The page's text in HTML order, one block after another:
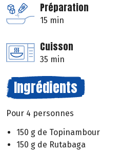
Préparation
15 min
Cuisson
35 min
Ingrédients
Pour 4 personnes
150 g de Topinambour
150 g de Rutabaga